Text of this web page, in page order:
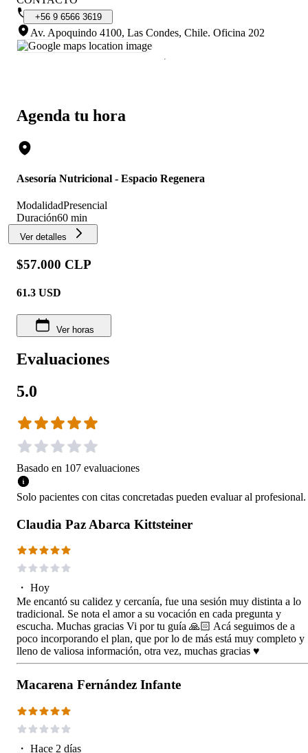
Agenda tu hora
Asesoría Nutricional - Espacio Regenera
ModalidadPresencial
Duración60 min
Ver detalles
$57.000 CLP
61.3 USD
Ver horas
Evaluaciones
5.0
Basado en 107 evaluaciones
Solo pacientes con citas concretadas pueden evaluar al profesional.
Claudia Paz Abarca Kittsteiner
・ Hoy
Me encantó su calidez y cercanía, fue una sesión muy distinta a lo
tradicional. Se nota el amor a su vocación en cada pregunta y
escucha. Muchas gracias Vi por tu guía 🙏🏻 Acá seguimos de a
poco incorporando el plan, que por lo de más está muy completo y
lleno de valiosa información, otra vez, muchas gracias ♥️
Macarena Fernández Infante
・ Hace 2 días
+56 9 6566 3619
Av. Apoquindo 4100, Las Condes, Chile. Oficina 202